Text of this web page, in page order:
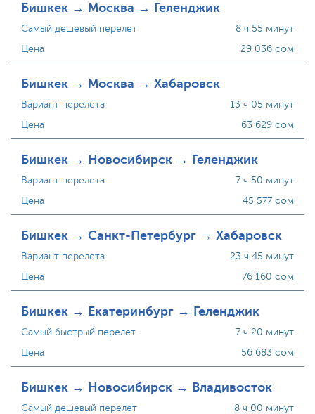
Бишкек → Москва → Геленджик
Самый дешевый перелет
Цена
8 ч 55 минут
29 036 сом
Бишкек → Москва → Хабаровск
Вариант перелета
Цена
13 ч 05 минут
63 629 сом
Бишкек → Новосибирск → Геленджик
Вариант перелета
Цена
7 ч 50 минут
45 577 сом
Бишкек → Санкт-Петербург → Хабаровск
Вариант перелета
Цена
23 ч 45 минут
76 160 сом
Бишкек → Екатеринбург → Геленджик
Самый быстрый перелет
Цена
7 ч 20 минут
56 683 сом
Бишкек → Новосибирск → Владивосток
Самый дешевый перелет
8 ч 00 минут